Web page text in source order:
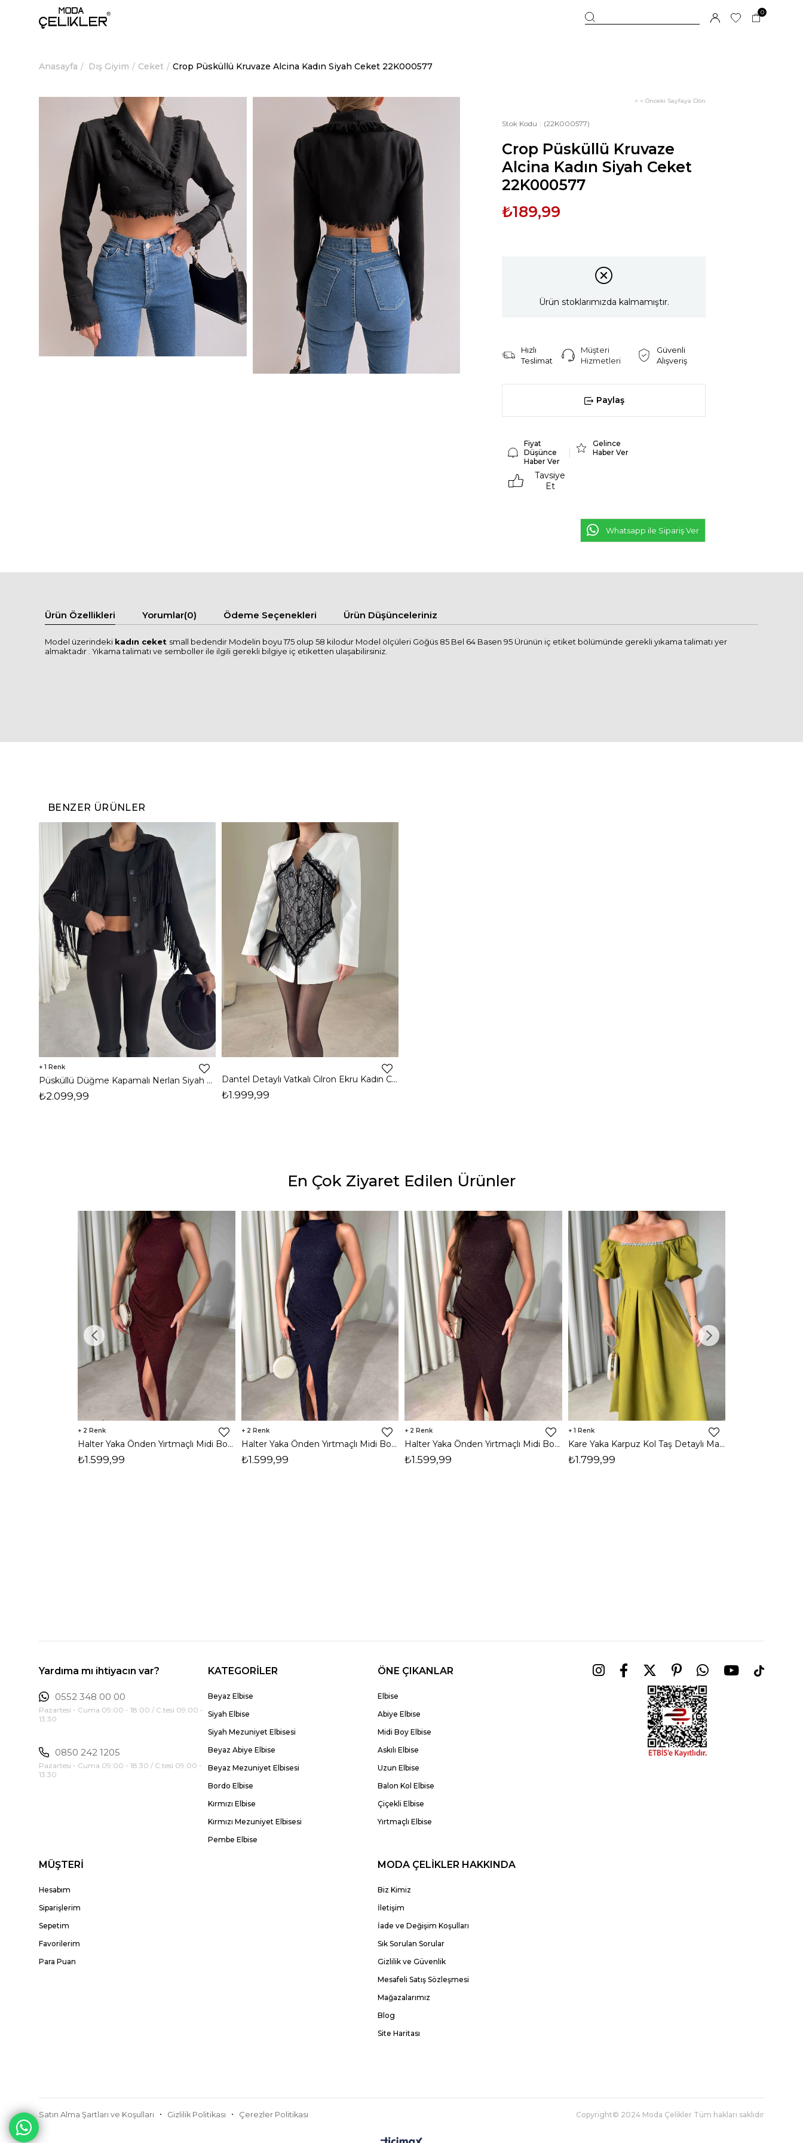
0
Anasayfa Dış Giyim Ceket Crop Püsküllü Kruvaze Alcina Kadın Siyah Ceket 22K000577
< < Önceki Sayfaya Dön
Stok Kodu (22K000577)
Crop Püsküllü Kruvaze
Alcina Kadın Siyah Ceket
22K000577
₺189,99
Ürün stoklarımızda kalmamıştır.
Hızlı
Teslimat
Müşteri
Hizmetleri
Güvenli
Alışveriş
Paylaş
Fiyat
Düşünce
Haber Ver
Gelince
Haber Ver
Tavsiye
Et
Whatsapp ile Sipariş Ver
Ürün Özellikleri Yorumlar(0) Ödeme Seçenekleri Ürün Düşünceleriniz
Model üzerindeki kadın ceket small bedendir Modelin boyu 175 olup 58 kilodur Model ölçüleri Göğüs 85 Bel 64 Basen 95 Ürünün iç etiket bölümünde gerekli yıkama talimatı yer
almaktadır . Yıkama talimatı ve semboller ile ilgili gerekli bilgiye iç etiketten ulaşabilirsiniz.
BENZER ÜRÜNLER
1
Püsküllü Düğme Kapamalı Nerlan Siyah Kadın Ceket 26K336
₺2.099,99
Dantel Detaylı Vatkalı Cilron Ekru Kadın Ceket 26Y010
₺1.999,99
En Çok Ziyaret Edilen Ürünler
2
Halter Yaka Önden Yırtmaçlı Midi Boy Bordo Hasre Kadın Elbise 26Y502
₺1.599,99
2
Halter Yaka Önden Yırtmaçlı Midi Boy Lacivert Hasre Kadın Elbise 26Y502
₺1.599,99
2
Halter Yaka Önden Yırtmaçlı Midi Boy Kahverengi Hasre Kadın Elbise 26Y502
₺1.599,99
1
Kare Yaka Karpuz Kol Taş Detaylı Maxi Yağ Yeşili Civo Kadın Elbise 206Y501
₺1.799,99
Yardıma mı ihtiyacın var?
0552 348 00 00
Pazartesi - Cuma 09:00 - 18:00 / C.tesi 09:00 -
13:30
0850 242 1205
Pazartesi - Cuma 09:00 - 18:30 / C.tesi 09:00 -
13:30
KATEGORİLER
Beyaz Elbise
Siyah Elbise
Siyah Mezuniyet Elbisesi
Beyaz Abiye Elbise
Beyaz Mezuniyet Elbisesi
Bordo Elbise
Kırmızı Elbise
Kırmızı Mezuniyet Elbisesi
Pembe Elbise
ÖNE ÇIKANLAR
Elbise
Abiye Elbise
Midi Boy Elbise
Askılı Elbise
Uzun Elbise
Balon Kol Elbise
Çiçekli Elbise
Yırtmaçlı Elbise
MÜŞTERİ
Hesabım
Siparişlerim
Sepetim
Favorilerim
Para Puan
MODA ÇELİKLER HAKKINDA
Biz Kimiz
İletişim
İade ve Değişim Koşulları
Sık Sorulan Sorular
Gizlilik ve Güvenlik
Mesafeli Satış Sözleşmesi
Mağazalarımız
Blog
Site Haritası
Satın Alma Şartları ve Koşulları Gizlilik Politikası Çerezler Politikası Copyright© 2024 Moda Çelikler Tüm hakları saklıdır